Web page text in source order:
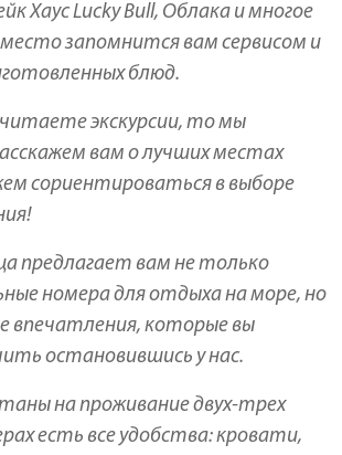
Хаус Lucky Bull, Облака и многое
место запомнится вам сервисом и
блюд.
экскурсии, то мы
вам о лучших местах
сориентироваться в выборе
предлагает вам не только
номера для отдыха на море, но
впечатления, которые вы
остановившись у нас.
на проживание двух-трех
есть все удобства: кровати,